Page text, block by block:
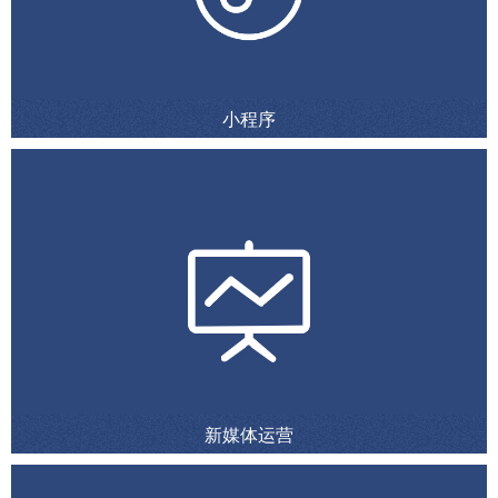
小程序
新媒体运营